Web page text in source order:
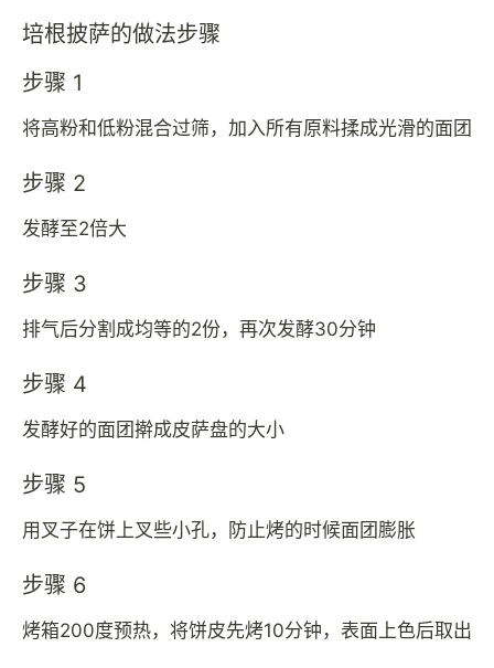
培根披萨的做法步骤
步骤 1
将高粉和低粉混合过筛，加入所有原料揉成光滑的面团
步骤 2
发酵至2倍大
步骤 3
排气后分割成均等的2份，再次发酵30分钟
步骤 4
发酵好的面团擀成皮萨盘的大小
步骤 5
用叉子在饼上叉些小孔，防止烤的时候面团膨胀
步骤 6
烤箱200度预热，将饼皮先烤10分钟，表面上色后取出